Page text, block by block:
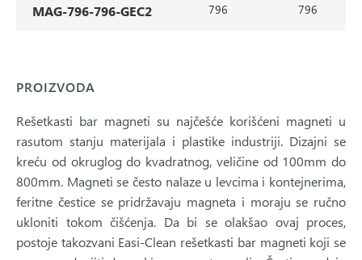
MAG-796-796-GEC2 796 796
PROIZVODA
Rešetkasti bar magneti su najčešće korišćeni magneti u
rasutom stanju materijala i plastike industriji. Dizajni se
kreću od okruglog do kvadratnog, veličine od 100mm do
800mm. Magneti se često nalaze u levcima i kontejnerima,
feritne čestice se pridržavaju magneta i moraju se ručno
ukloniti tokom čišćenja. Da bi se olakšao ovaj proces,
postoje takozvani Easi-Clean rešetkasti bar magneti koji se